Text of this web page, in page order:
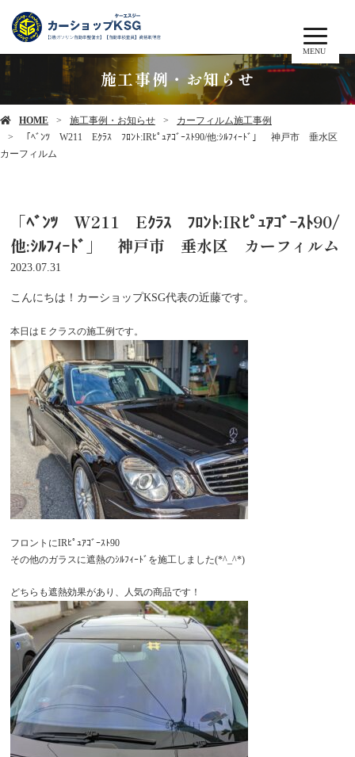
MENU
施工事例・お知らせ
HOME 施工事例・お知らせ
カーフィルム施工事例
「ﾍﾞﾝﾂ W211 Eｸﾗｽ ﾌﾛﾝﾄ:IRﾋﾟｭｱｺﾞｰｽﾄ90/他:ｼﾙﾌｨｰﾄﾞ」 神戸市 垂水区
カーフィルム
「ﾍﾞﾝﾂ W211 Eｸﾗｽ ﾌﾛﾝﾄ:IRﾋﾟｭｱｺﾞｰｽﾄ90/
他:ｼﾙﾌｨｰﾄﾞ」 神戸市 垂水区 カーフィルム
2023.07.31
こんにちは！カーショップKSG代表の近藤です。
本日はＥクラスの施工例です。
フロントにIRﾋﾟｭｱｺﾞｰｽﾄ90
その他のガラスに遮熱のｼﾙﾌｨｰﾄﾞを施工しました(*^_^*)
どちらも遮熱効果があり、人気の商品です！